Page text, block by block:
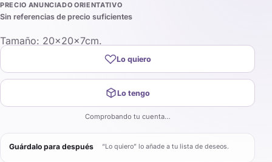
PRECIO ANUNCIADO ORIENTATIVO
Sin referencias de precio suficientes
Tamaño: 20x20x7cm.
Lo quiero
Lo tengo
Comprobando tu cuenta…
Guárdalo para después “Lo quiero” lo añade a tu lista de deseos.